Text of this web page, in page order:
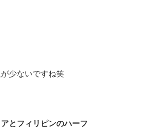
少ないですね笑
とフィリピンのハーフ